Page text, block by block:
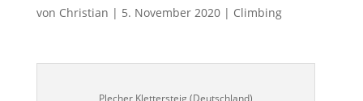
von Christian | 5. November 2020| Climbing
Plecher Klettersteig (Deutschland)